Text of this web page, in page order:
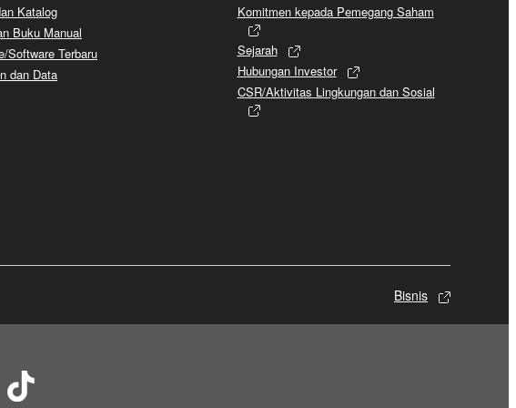
Katalog
Buku Manual
Software Terbaru
dan Data
Komitmen kepada Pemegang Saham
Sejarah
Hubungan Investor
CSR/Aktivitas Lingkungan dan Sosial
Bisnis